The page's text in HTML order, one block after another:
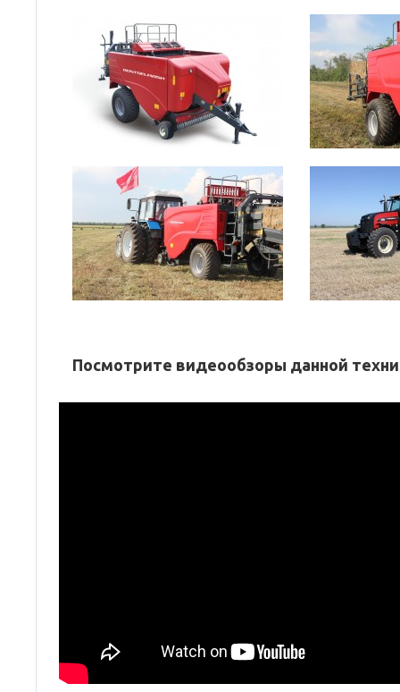
Посмотрите видеообзоры данной